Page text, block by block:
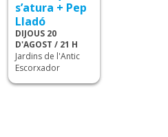
s’atura + Pep
Lladó
DIJOUS 20
D'AGOST / 21 H
Jardins de l'Antic
Escorxador